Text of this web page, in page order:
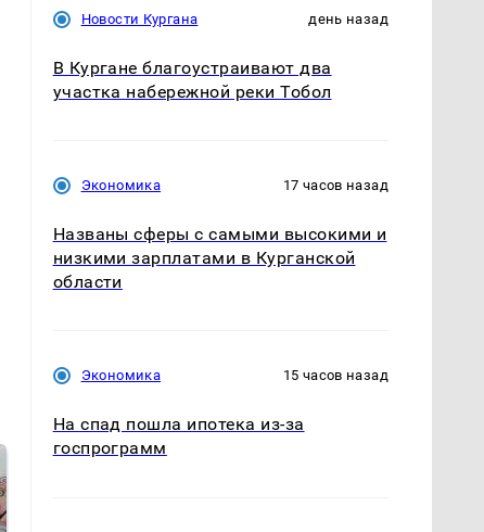
Новости Кургана день назад
В Кургане благоустраивают два
участка набережной реки Тобол
Экономика 17 часов назад
Названы сферы с самыми высокими и
низкими зарплатами в Курганской
области
Экономика 15 часов назад
На спад пошла ипотека из-за
госпрограмм